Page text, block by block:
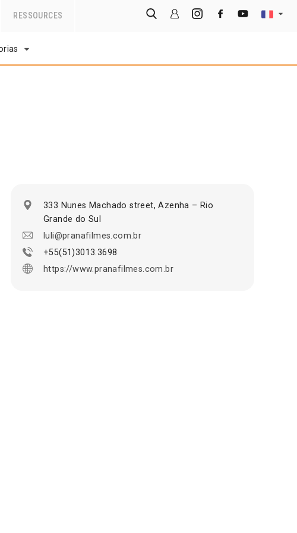
RESSOURCES
333 Nunes Machado street, Azenha – Rio
Grande do Sul
luli@pranafilmes.com.br
+55(51)3013.3698
https://www.pranafilmes.com.br